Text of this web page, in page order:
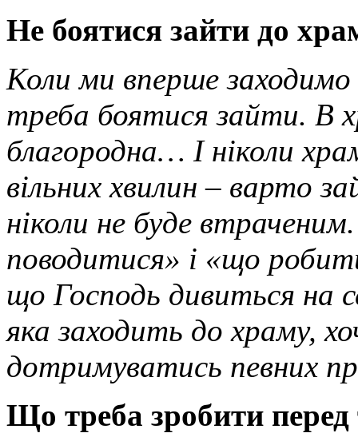
Не боятися зайти до
Коли ми вперше заходимо
треба боятися зайти. В
благородна… І ніколи
вільних хвилин – варто
ніколи не буде
поводитися» і «що
що Господь дивиться на
яка заходить до храму,
дотримуватись певних
Що треба зробити